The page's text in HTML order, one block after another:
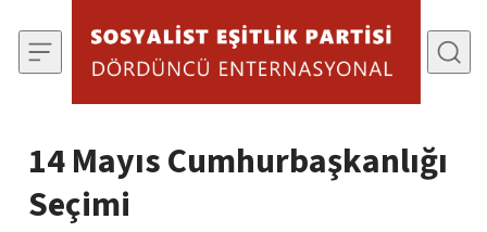
14 Mayıs Cumhurbaşkanlığı
Seçimi